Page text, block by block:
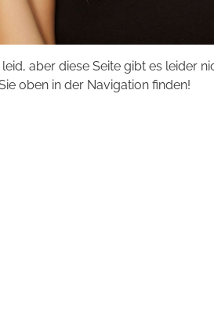
aber diese Seite gibt es leider
oben in der Navigation finden!